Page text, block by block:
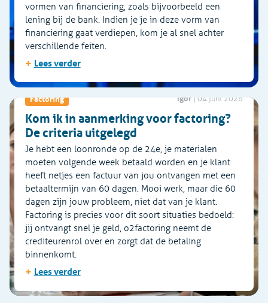
vormen van financiering, zoals bijvoorbeeld een
lening bij de bank. Indien je je in deze vorm van
financiering gaat verdiepen, kom je al snel achter
verschillende feiten.
+ Lees verder
Factoring Igor |04 juni 2026
Kom ik in aanmerking voor factoring?
De criteria uitgelegd
Je hebt een loonronde op de 24e, je materialen
moeten volgende week betaald worden en je klant
heeft netjes een factuur van jou ontvangen met een
betaaltermijn van 60 dagen. Mooi werk, maar die 60
dagen zijn jouw probleem, niet dat van je klant.
Factoring is precies voor dit soort situaties bedoeld:
jij ontvangt snel je geld, o2factoring neemt de
crediteurenrol over en zorgt dat de betaling
binnenkomt.
+ Lees verder